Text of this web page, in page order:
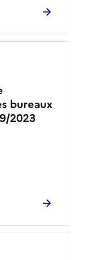
bureaux
2023